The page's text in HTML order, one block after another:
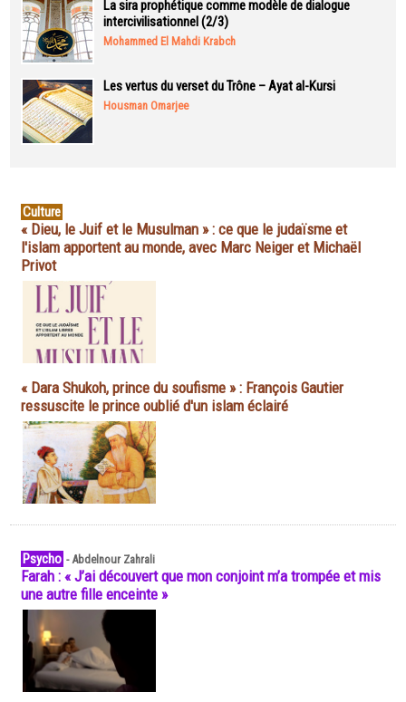
La sira prophétique comme modèle de dialogue
intercivilisationnel (2/3)
Mohammed El Mahdi Krabch
Les vertus du verset du Trône – Ayat al-Kursi
Housman Omarjee
Culture
« Dieu, le Juif et le Musulman » : ce que le judaïsme et
l'islam apportent au monde, avec Marc Neiger et Michaël
Privot
« Dara Shukoh, prince du soufisme » : François Gautier
ressuscite le prince oublié d'un islam éclairé
Psycho -Abdelnour Zahrali
Farah : « J’ai découvert que mon conjoint m’a trompée et mis
une autre fille enceinte »